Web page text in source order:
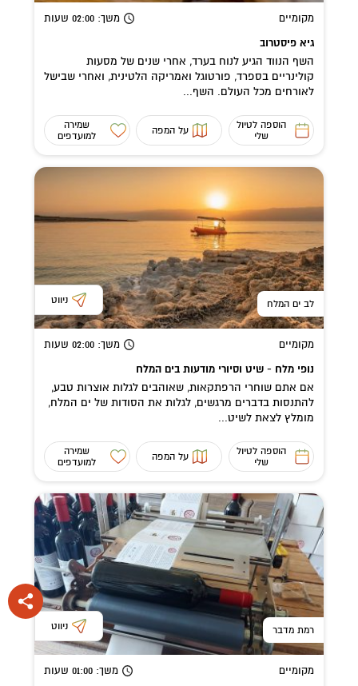
מקומיים משך: 02:00 שעות
גיא פיסטרוב
השף הנווד הגיע לנוח בערד, אחרי שנים של מסעות
קולינריים בספרד, פורטוגל ואמריקה הלטינית, ואחרי שבישל
לאורחים מכל העולם. השף...
הוספה לטיול
שלי
על המפה
שמירה
למועדפים
לב ים המלח ניווט
מקומיים משך: 02:00 שעות
נופי מלח - שיט וסיורי מודעות בים המלח
אם אתם שוחרי הרפתקאות, שאוהבים לגלות אוצרות טבע,
להתנסות בדברים מרגשים, לגלות את הסודות של ים המלח,
מומלץ לצאת לשיט...
הוספה לטיול
שלי
על המפה
שמירה
למועדפים
רמת מדבר ניווט
מקומיים משך: 01:00 שעות